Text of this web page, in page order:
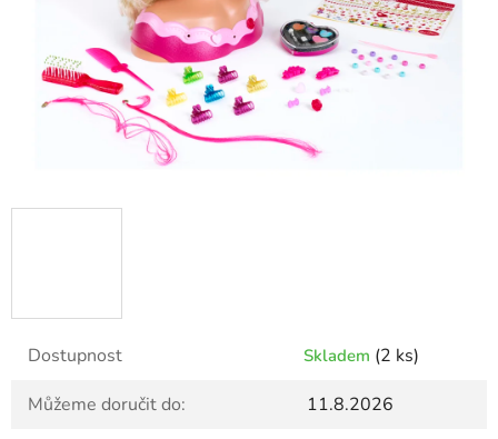
Dostupnost Skladem (2 ks)
Můžeme doručit do:
11.8.2026